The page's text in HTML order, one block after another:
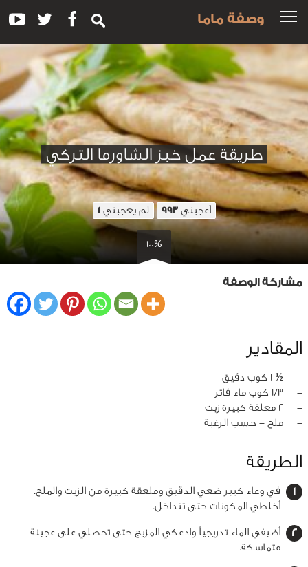
وصفة ماما
طريقة عمل خبز الشاورما التركي
أعجبني993 لم يعجبني 1
100%
مشاركة الوصفة
المقادير
‏-
½ 1 كوب دقيق
‏-
1/3 كوب ماء فاتر
‏-
2 معلقة كبيرة زيت
‏-
ملح - حسب الرغبة
الطريقة
في وعاء كبير ضعي الدقيق وملعقة كبيرة من الزيت والملح.
أخلطي المكونات حتى تتداخل.
أضيفي الماء تدريجياً وادعكي المزيج حتى تحصلي على عجينة
متماسكة.